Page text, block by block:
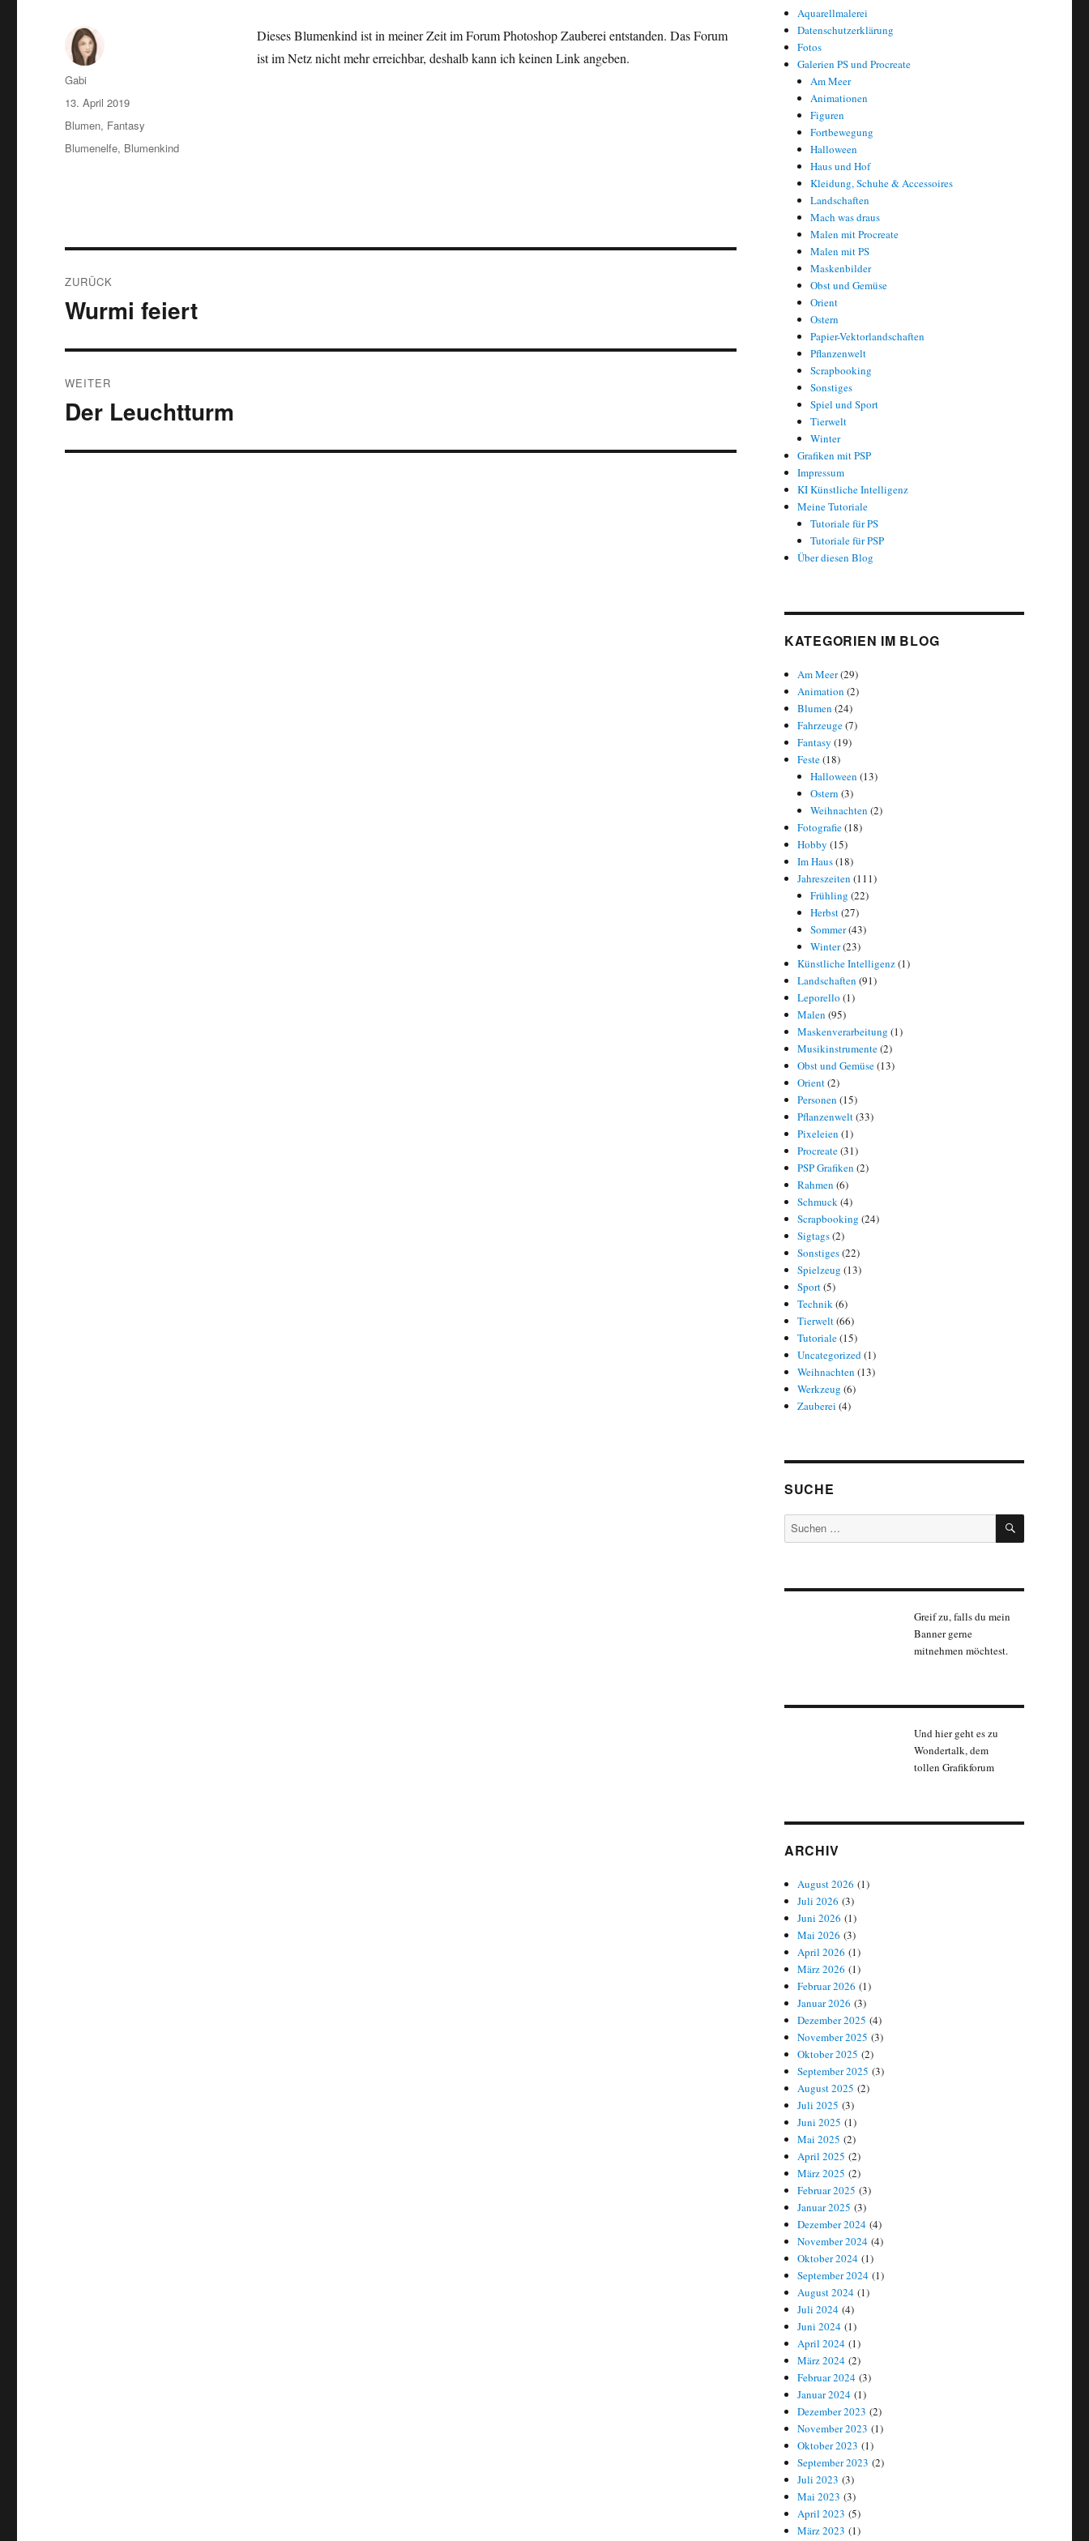
Dieses Blumenkind ist in meiner Zeit im Forum Photoshop Zauberei entstanden. Das Forum
ist im Netz nicht mehr erreichbar, deshalb kann ich keinen Link angeben.
Autor
Gabi
Veröffentlicht
am
13. April 2019
Kategorien
Blumen, Fantasy
Schlagwörter
Blumenelfe, Blumenkind
ZURÜCK
Vorheriger
Wurmi feiert
WEITER
Nächster
Der Leuchtturm
Aquarellmalerei
Datenschutzerklärung
Fotos
Galerien PS und Procreate
Am Meer
Animationen
Figuren
Fortbewegung
Halloween
Haus und Hof
Kleidung, Schuhe & Accessoires
Landschaften
Mach was draus
Malen mit Procreate
Malen mit PS
Maskenbilder
Obst und Gemüse
Orient
Ostern
Papier-Vektorlandschaften
Pflanzenwelt
Scrapbooking
Sonstiges
Spiel und Sport
Tierwelt
Winter
Grafiken mit PSP
Impressum
KI Künstliche Intelligenz
Meine Tutoriale
Tutoriale für PS
Tutoriale für PSP
Über diesen Blog
KATEGORIEN IM BLOG
Am Meer(29)
Animation (2)
Blumen (24)
Fahrzeuge(7)
Fantasy (19)
Feste(18)
Halloween (13)
Ostern (3)
Weihnachten (2)
Fotografie(18)
Hobby (15)
Im Haus(18)
Jahreszeiten (111)
Frühling (22)
Herbst(27)
Sommer(43)
Winter(23)
Künstliche Intelligenz(1)
Landschaften (91)
Leporello (1)
Malen (95)
Maskenverarbeitung (1)
Musikinstrumente(2)
Obst und Gemüse(13)
Orient(2)
Personen (15)
Pflanzenwelt(33)
Pixeleien (1)
Procreate(31)
PSP Grafiken (2)
Rahmen (6)
Schmuck(4)
Scrapbooking (24)
Sigtags(2)
Sonstiges(22)
Spielzeug (13)
Sport(5)
Technik(6)
Tierwelt(66)
Tutoriale(15)
Uncategorized(1)
Weihnachten (13)
Werkzeug (6)
Zauberei (4)
SUCHE
Suchen
nach:
SUCHEN
Greif zu, falls du mein
Banner gerne
mitnehmen möchtest.
Und hier geht es zu
Wondertalk, dem
tollen Grafikforum
ARCHIV
August 2026 (1)
Juli 2026 (3)
Juni 2026 (1)
Mai 2026 (3)
April 2026 (1)
März 2026 (1)
Februar 2026 (1)
Januar 2026 (3)
Dezember 2025 (4)
November 2025 (3)
Oktober 2025 (2)
September 2025 (3)
August 2025 (2)
Juli 2025 (3)
Juni 2025 (1)
Mai 2025 (2)
April 2025 (2)
März 2025 (2)
Februar 2025 (3)
Januar 2025 (3)
Dezember 2024 (4)
November 2024 (4)
Oktober 2024 (1)
September 2024 (1)
August 2024 (1)
Juli 2024 (4)
Juni 2024 (1)
April 2024 (1)
März 2024 (2)
Februar 2024 (3)
Januar 2024 (1)
Dezember 2023 (2)
November 2023 (1)
Oktober 2023 (1)
September 2023 (2)
Juli 2023 (3)
Mai 2023 (3)
April 2023 (5)
März 2023 (1)